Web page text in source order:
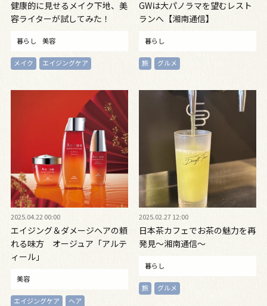
健康的に見せるメイク下地、美
容ライターが試してみた！
暮らし 美容
メイク エイジングケア
GWは大パノラマを望むレスト
ランへ【湘南通信】
暮らし
旅 グルメ
2025.04.22 00:00
エイジング＆ダメージヘアの頼
れる味方 オージュア「アルテ
ィール」
美容
エイジングケア ヘア
2025.02.27 12:00
日本茶カフェでお茶の魅力を再
発見〜湘南通信〜
暮らし
旅 グルメ